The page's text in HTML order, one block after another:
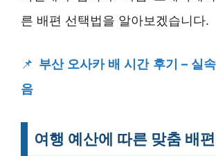
른 배편 선택법을 알아보겠습니다.
📌 부산 오사카 배 시간 후기 – 실
음
여행 예산에 따른 맞춤 배